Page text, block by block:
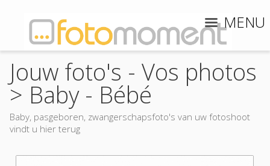
MENU
Jouw foto's - Vos photos
> Baby - Bébé
Baby, pasgeboren, zwangerschapsfoto's van uw fotoshoot
vindt u hier terug